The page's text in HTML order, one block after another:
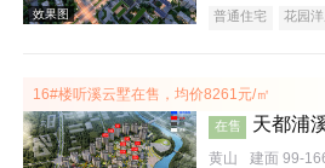
普通住宅 花园
16#楼听溪云墅在售，均价8261元/㎡
在售 天都浦
黄山 建面 99-